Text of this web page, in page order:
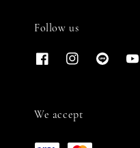
Follow us
We accept